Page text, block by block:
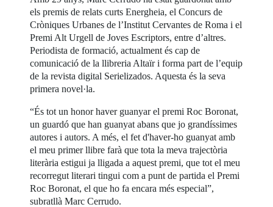
els premis de relats curts Energheia, el Concurs de
Cròniques Urbanes de l’Institut Cervantes de Roma i el
Premi Alt Urgell de Joves Escriptors, entre d’altres.
Periodista de formació, actualment és cap de
comunicació de la llibreria Altaïr i forma part de l’equip
de la revista digital Serielizados. Aquesta és la seva
primera novel·la.
“És tot un honor haver guanyar el premi Roc Boronat,
un guardó que han guanyat abans que jo grandíssimes
autores i autors. A més, el fet d'haver-ho guanyat amb
el meu primer llibre farà que tota la meva trajectòria
literària estigui ja lligada a aquest premi, que tot el meu
recorregut literari tingui com a punt de partida el Premi
Roc Boronat, el que ho fa encara més especial”,
subratllà Marc Cerrudo.